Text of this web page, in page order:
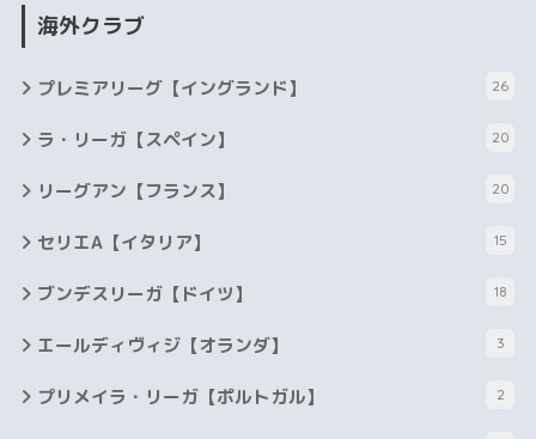
海外クラブ
プレミアリーグ【イングランド】 26
ラ・リーガ【スペイン】 20
リーグアン【フランス】 20
セリエA【イタリア】 15
ブンデスリーガ【ドイツ】 18
エールディヴィジ【オランダ】 3
プリメイラ・リーガ【ポルトガル】 2